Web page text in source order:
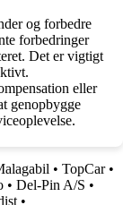
og forbedre
forbedringer
Det er vigtigt
eller
genopbygge
• TopCar•
• Del-Pin A/S •
•